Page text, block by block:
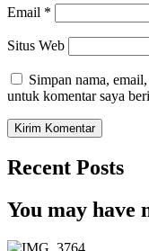
Email *
Situs Web
Simpan nama,
untuk komentar saya
Recent Posts
You may have